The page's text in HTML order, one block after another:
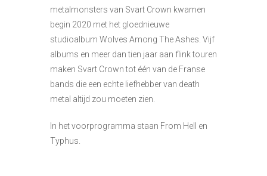
metalmonsters van Svart Crown kwamen
begin 2020 met het gloednieuwe
studioalbum Wolves Among The Ashes. Vijf
albums en meer dan tien jaar aan flink touren
maken Svart Crown tot één van de Franse
bands die een echte liefhebber van death
metal altijd zou moeten zien.
In het voorprogramma staan From Hell en
Typhus.